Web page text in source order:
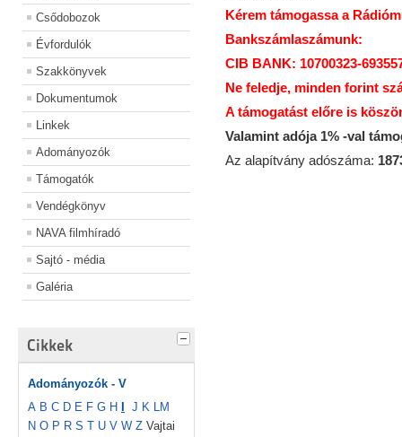
Csődobozok
Évfordulók
Szakkönyvek
Dokumentumok
Linkek
Adományozók
Támogatók
Vendégkönyv
NAVA filmhíradó
Sajtó - média
Galéria
Cikkek
Adományozók - V
A B C D E F G H J K LM
N O P R S T U V W Z Vajtai
Kérem támogassa a
Bankszámlaszámunk:
CIB BANK: 10700323-
Ne feledje, minden forint
A támogatást előre is
Valamint adója 1% -val
Az alapítvány adószáma: